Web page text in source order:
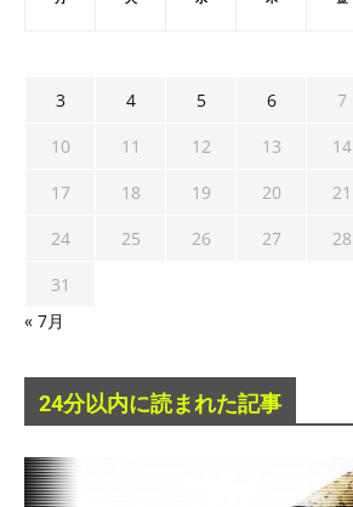
3
4 5 6 7
10
11 12 13 14
17
18 19 20 21
24
25 26 27 28
31
« 7月
24分以内に読まれた記事